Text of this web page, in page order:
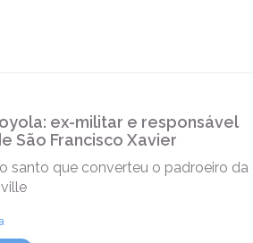
ex-militar e responsável
São Francisco Xavier
santo que converteu o padroeiro da